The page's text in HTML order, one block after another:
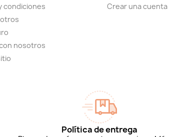
condiciones
nosotros
Crear una cuenta
Política de entrega